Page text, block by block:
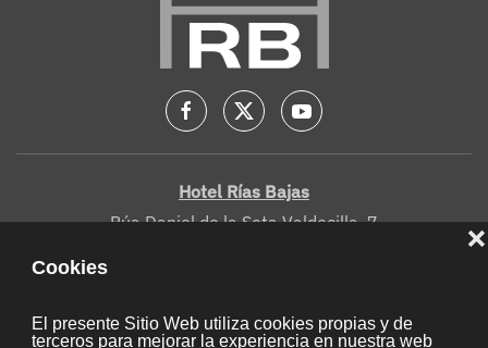
Hotel Rías Bajas
Rúa Daniel de la Sota Valdecilla, 7